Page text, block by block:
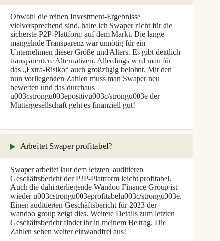
Obwohl die reinen Investment-Ergebnisse
vielversprechend sind, halte ich Swaper nicht für die
sicherste P2P-Plattform auf dem Markt. Die lange
mangelnde Transparenz war unnötig für ein
Unternehmen dieser Größe und Alters. Es gibt deutlich
transparentere Alternativen. Allerdings wird man für
das „Extra-Risiko“ auch großzügig belohnt. Mit den
nun vorliegenden Zahlen muss man Swaper neu
bewerten und das durchaus
u003cstrongu003epositivu003c/strongu003e der
Muttergesellschaft geht es finanziell gut!
Arbeitet Swaper profitabel?
Swaper arbeitet laut dem letzten, auditieren
Geschäftsbericht der P2P-Plattform leicht profitabel.
Auch die dahinterliegende Wandoo Finance Group ist
wieder u003cstrongu003eprofitabelu003c/strongu003e.
Einen auditierten Geschäftsbericht für 2023 der
wandoo group zeigt dies. Weitere Details zum letzten
Geschäftsbericht findet ihr in meinem Beitrag. Die
Zahlen sehen weiter einwandfrei aus!